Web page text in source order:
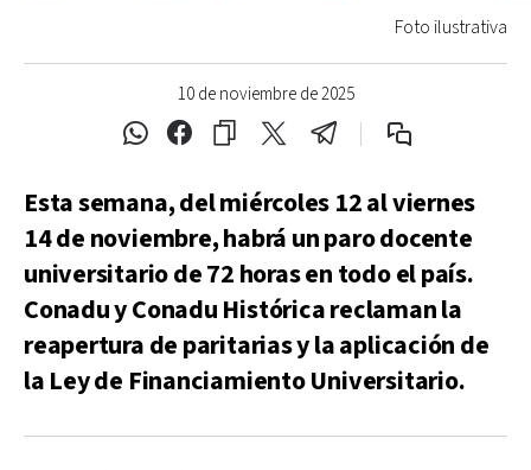
10 de noviembre de 2025
Foto ilustrativa
Esta semana, del miércoles 12 al viernes
14 de noviembre, habrá un paro docente
universitario de 72 horas en todo el país.
Conadu y Conadu Histórica reclaman la
reapertura de paritarias y la aplicación de
la Ley de Financiamiento Universitario.